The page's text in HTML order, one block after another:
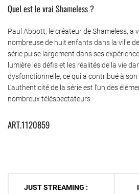
Quel est le vrai Shameless ?
Paul Abbott, le créateur de Shameless, a
nombreuse de huit enfants dans la ville
série puise largement dans ses
lumière les défis et les réalités de la vie
dysfonctionnelle, ce qui a contribué à
L’authenticité de la série est l’un des
nombreux téléspectateurs.
ART.1120859
Navigation
JUST STREAMING :